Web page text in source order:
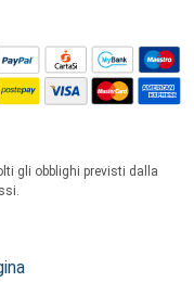
gli obblighi previsti dalla